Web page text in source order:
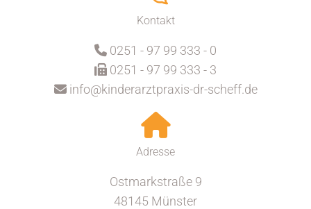
Kontakt
 0251 - 97 99 333 - 0
 0251 - 97 99 333 - 3
 info@kinderarztpraxis-dr-scheff.de
Adresse
Ostmarkstraße 9
48145 Münster